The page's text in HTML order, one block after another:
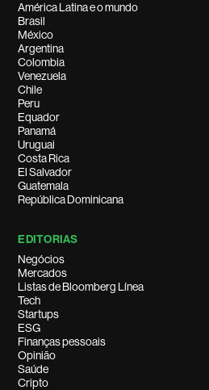
América Latina e o mundo
Brasil
México
Argentina
Colombia
Venezuela
Chile
Peru
Equador
Panamá
Uruguai
Costa Rica
El Salvador
Guatemala
República Dominicana
EDITORIAS
Negócios
Mercados
Listas de Bloomberg Línea
Tech
Startups
ESG
Finanças pessoais
Opinião
Saúde
Cripto